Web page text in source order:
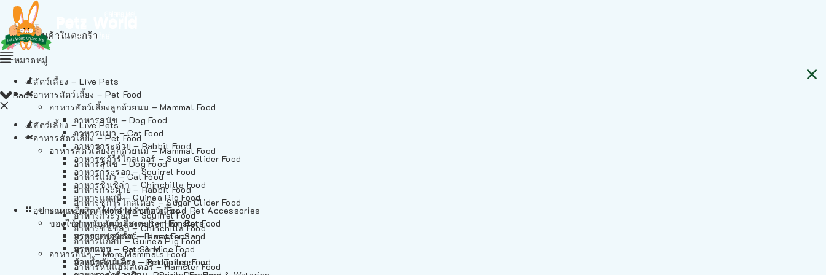
ไม่มีสินค้าในตะกร้า
Back
สัตว์เลี้ยง – Live Pets
อาหารสัตว์เลี้ยง – Pet Food
อาหารสัตว์เลี้ยงลูกด้วยนม – Mammal Food
อาหารสุนัข – Dog Food
อาหารแมว – Cat Food
อาหารกระต่าย – Rabbit Food
อาหารชูก้าร์ไกลเดอร์ – Sugar Glider Food
อาหารกระรอก – Squirrel Food
อาหารชินชิล่า – Chinchilla Food
อาหารแกสบี้ – Guinea Pig Food
อาหารอื่นๆ – More Mammals Food
อาหารหนูแฮมสเตอร์ – Hamster Food
หมวดหมู่
สัตว์เลี้ยง – Live Pets
อาหารสัตว์เลี้ยง – Pet Food
อาหารสัตว์เลี้ยงลูกด้วยนม – Mammal Food
อาหารสุนัข – Dog Food
อาหารแมว – Cat Food
อาหารกระต่าย – Rabbit Food
อาหารชูก้าร์ไกลเดอร์ – Sugar Glider Food
อาหารกระรอก – Squirrel Food
อาหารชินชิล่า – Chinchilla Food
อาหารแกสบี้ – Guinea Pig Food
อาหารอื่นๆ – More Mammals Food
อาหารหนูแฮมสเตอร์ – Hamster Food
อาหารเฟอร์เร็ต – Ferret Food
อาหารหนู – Rats & Mice Food
อาหารเม่นแคระ – Hedgehog Food
อุปกรณและผลิตภัณฑ์สำหรับสัตว์เลี้ยง – Pet Accessories
ของใช้สำหรับสัตว์เลี้ยง – Item For Pets
ทรายแฮมสเตอร์ – Hamster Sand
ทรายแมว – Cat Sand
ห้องน้ำสัตว์เลี้ยง – Pet Toilets